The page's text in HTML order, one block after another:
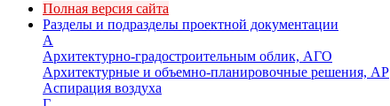
Полная версия сайта
Разделы и подразделы проектной документации
А
Архитектурно-градостроительным облик, АГО
Архитектурные и объемно-планировочные решения, АР
Аспирация воздуха